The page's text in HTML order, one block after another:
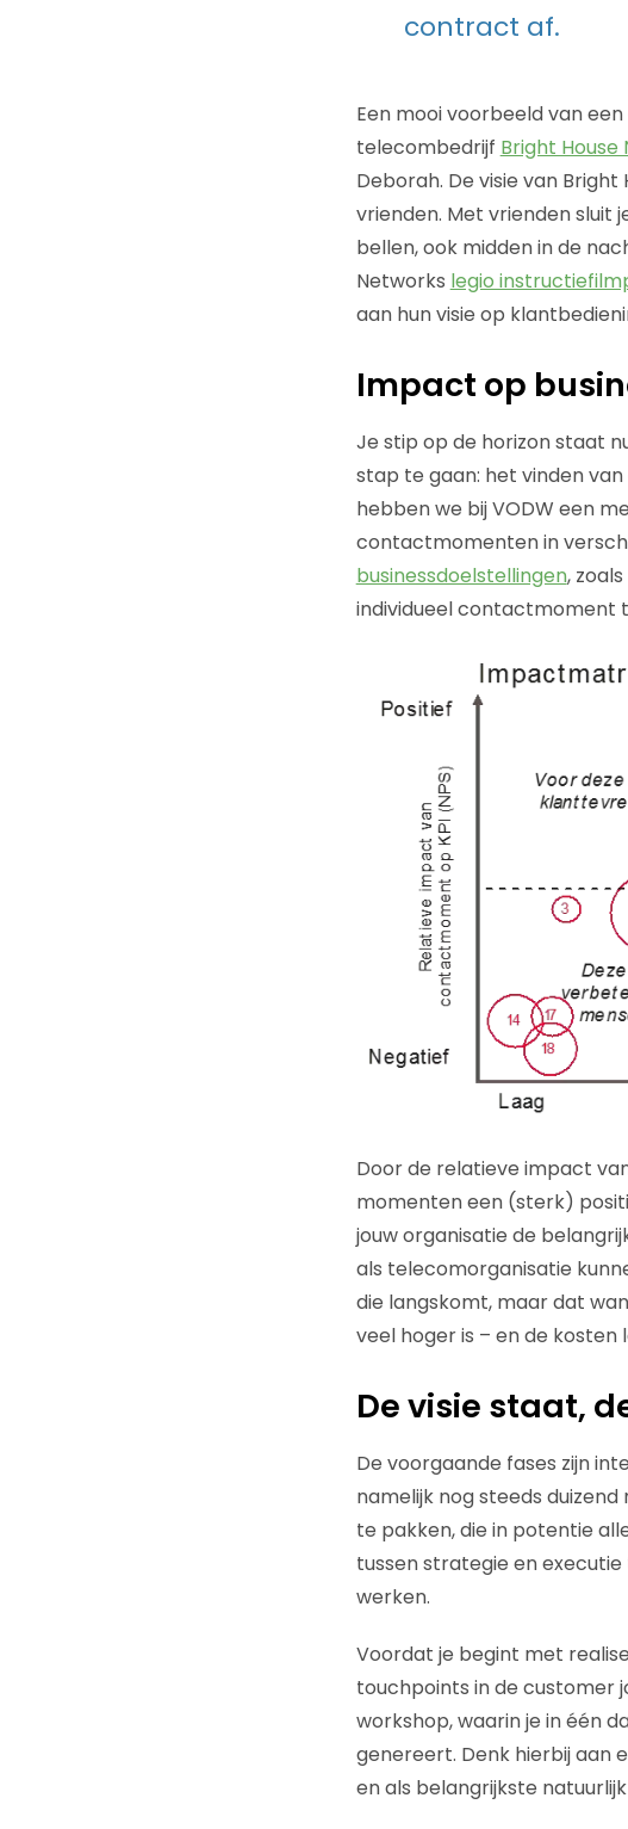
contract af.
Een mooi voorbeeld van
telecombedrijf Bright House
Deborah. De visie van
vrienden. Met vrienden sluit
bellen, ook midden in de
Networks legio
aan hun visie op
Impact op
Je stip op de horizon staat
stap te gaan: het vinden
hebben we bij VODW een
contactmomenten in
businessdoelstellingen,
individueel contactmoment
Door de relatieve impact
momenten een (sterk)
jouw organisatie de
als telecomorganisatie
die langskomt, maar dat
veel hoger is – en de kosten
De visie staat,
De voorgaande fases zijn
namelijk nog steeds
te pakken, die in potentie
tussen strategie en
werken.
Voordat je begint met
touchpoints in de customer
workshop, waarin je in één
genereert. Denk hierbij aan
en als belangrijkste